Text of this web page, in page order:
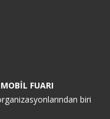
FUARI
biri